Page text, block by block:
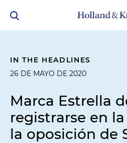
IN THE HEADLINES
26 DE MAYO DE 2020
Marca Estrella
registrarse en la
la oposición de